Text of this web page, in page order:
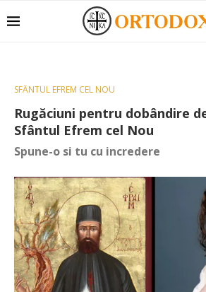
SFÂNTUL EFREM CEL NOU
Rugăciuni pentru dobândire
Sfântul Efrem cel Nou
Spune-o si tu cu incredere